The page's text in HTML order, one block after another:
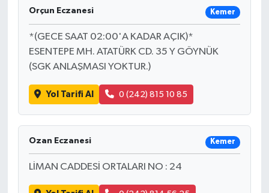
Orçun Eczanesi Kemer
*(GECE SAAT 02:00'A KADAR AÇIK)*
ESENTEPE MH. ATATÜRK CD. 35 Y GÖYNÜK
(SGK ANLAŞMASI YOKTUR.)
Yol Tarifi Al 0 (242) 815 10 85
Ozan Eczanesi Kemer
LİMAN CADDESİ ORTALARI NO : 24
Artvin Müftülüğü
Aydın Müftülüğü
Balıkesir Müftülüğü
Bartın Müftülüğü
Kurban
Mukabele
Peygamberimizin Hayatı
Ramazan
DİYANET AKADEMİ
DİYANET GENÇLİK
DİYANET RADYO/TV
DEPREM